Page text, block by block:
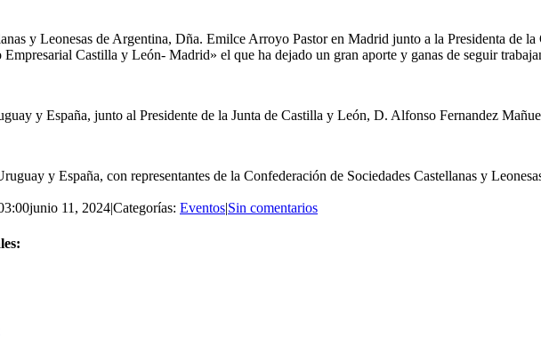
y Leonesas de Argentina, Dña. Emilce Arroyo Pastor en Madrid junto a la Presidenta de
Castilla y León- Madrid» el que ha dejado un gran aporte y ganas de seguir
y España, junto al Presidente de la Junta de Castilla y León, D. Alfonso Fernandez
y España, con representantes de la Confederación de Sociedades Castellanas y
junio 11, 2024|Categorías: Eventos|Sin comentarios